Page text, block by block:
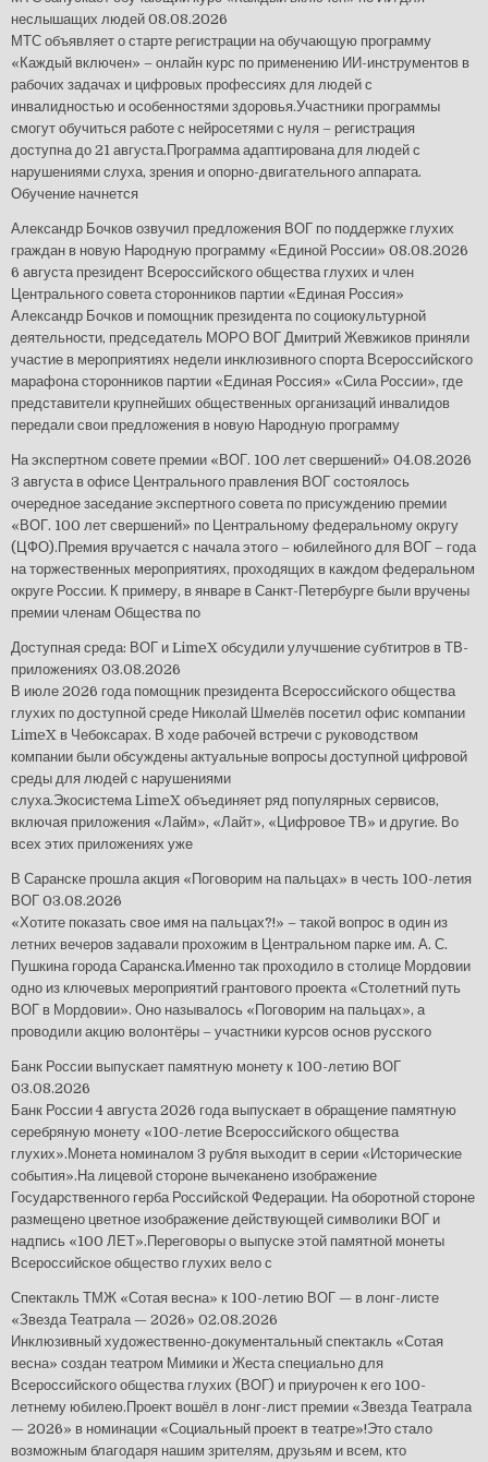
неслышащих людей 08.08.2026
МТС объявляет о старте регистрации на обучающую программу
«Каждый включен» – онлайн курс по применению ИИ-инструментов в
рабочих задачах и цифровых профессиях для людей с
инвалидностью и особенностями здоровья.Участники программы
смогут обучиться работе с нейросетями с нуля – регистрация
доступна до 21 августа.Программа адаптирована для людей с
нарушениями слуха, зрения и опорно-двигательного аппарата.
Обучение начнется
Александр Бочков озвучил предложения ВОГ по поддержке глухих
граждан в новую Народную программу «Единой России» 08.08.2026
6 августа президент Всероссийского общества глухих и член
Центрального совета сторонников партии «Единая Россия»
Александр Бочков и помощник президента по социокультурной
деятельности, председатель МОРО ВОГ Дмитрий Жевжиков приняли
участие в мероприятиях недели инклюзивного спорта Всероссийского
марафона сторонников партии «Единая Россия» «Сила России», где
представители крупнейших общественных организаций инвалидов
передали свои предложения в новую Народную программу
На экспертном совете премии «ВОГ. 100 лет свершений» 04.08.2026
3 августа в офисе Центрального правления ВОГ состоялось
очередное заседание экспертного совета по присуждению премии
«ВОГ. 100 лет свершений» по Центральному федеральному округу
(ЦФО).Премия вручается с начала этого – юбилейного для ВОГ – года
на торжественных мероприятиях, проходящих в каждом федеральном
округе России. К примеру, в январе в Санкт-Петербурге были вручены
премии членам Общества по
Доступная среда: ВОГ и LimeX обсудили улучшение субтитров в ТВ-
приложениях 03.08.2026
В июле 2026 года помощник президента Всероссийского общества
глухих по доступной среде Николай Шмелёв посетил офис компании
LimeX в Чебоксарах. В ходе рабочей встречи с руководством
компании были обсуждены актуальные вопросы доступной цифровой
среды для людей с нарушениями
слуха.Экосистема LimeX объединяет ряд популярных сервисов,
включая приложения «Лайм», «Лайт», «Цифровое ТВ» и другие. Во
всех этих приложениях уже
В Саранске прошла акция «Поговорим на пальцах» в честь 100-летия
ВОГ 03.08.2026
«Хотите показать свое имя на пальцах?!» – такой вопрос в один из
летних вечеров задавали прохожим в Центральном парке им. А. С.
Пушкина города Саранска.Именно так проходило в столице Мордовии
одно из ключевых мероприятий грантового проекта «Столетний путь
ВОГ в Мордовии». Оно называлось «Поговорим на пальцах», а
проводили акцию волонтёры – участники курсов основ русского
Банк России выпускает памятную монету к 100-летию ВОГ
03.08.2026
Банк России 4 августа 2026 года выпускает в обращение памятную
серебряную монету «100-летие Всероссийского общества
глухих».Монета номиналом 3 рубля выходит в серии «Исторические
события».На лицевой стороне вычеканено изображение
Государственного герба Российской Федерации. На оборотной стороне
размещено цветное изображение действующей символики ВОГ и
надпись «100 ЛЕТ».Переговоры о выпуске этой памятной монеты
Всероссийское общество глухих вело с
Спектакль ТМЖ «Сотая весна» к 100-летию ВОГ — в лонг-листе
«Звезда Театрала — 2026» 02.08.2026
Инклюзивный художественно-документальный спектакль «Сотая
весна» создан театром Мимики и Жеста специально для
Всероссийского общества глухих (ВОГ) и приурочен к его 100-
летнему юбилею.Проект вошёл в лонг-лист премии «Звезда Театрала
— 2026» в номинации «Социальный проект в театре»!Это стало
возможным благодаря нашим зрителям, друзьям и всем, кто